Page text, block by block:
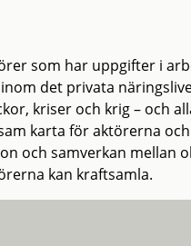
som har uppgifter i
det privata
kriser och krig – och
karta för aktörerna
och samverkan mellan
kan kraftsamla.